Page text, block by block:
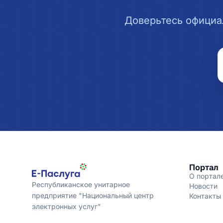
Доверьтесь
Республиканское унитарное
предприятие "Национальный центр
электронных услуг"
Портал
О
Новости
Контакты